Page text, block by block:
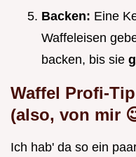
Backen: Eine
Waffeleisen
backen, bis sie
Waffel Profi-
(also, von mir
Ich hab' da so ein